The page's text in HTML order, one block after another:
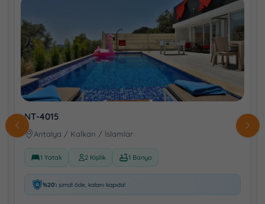
NT-4015
Antalya / Kalkan / İslamlar
1 Yatak 2 Kişilik 1 Banyo
%20'ı şimdi öde, kalanı kapıda!